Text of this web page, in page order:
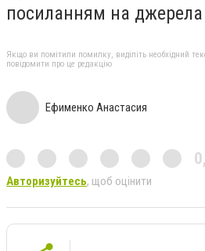
посиланням на
Якщо ви помітили помилку, виділіть необхідний
повідомити про це редакцію
Ефименко Анастасия
Авторизуйтесь, щоб оцінити